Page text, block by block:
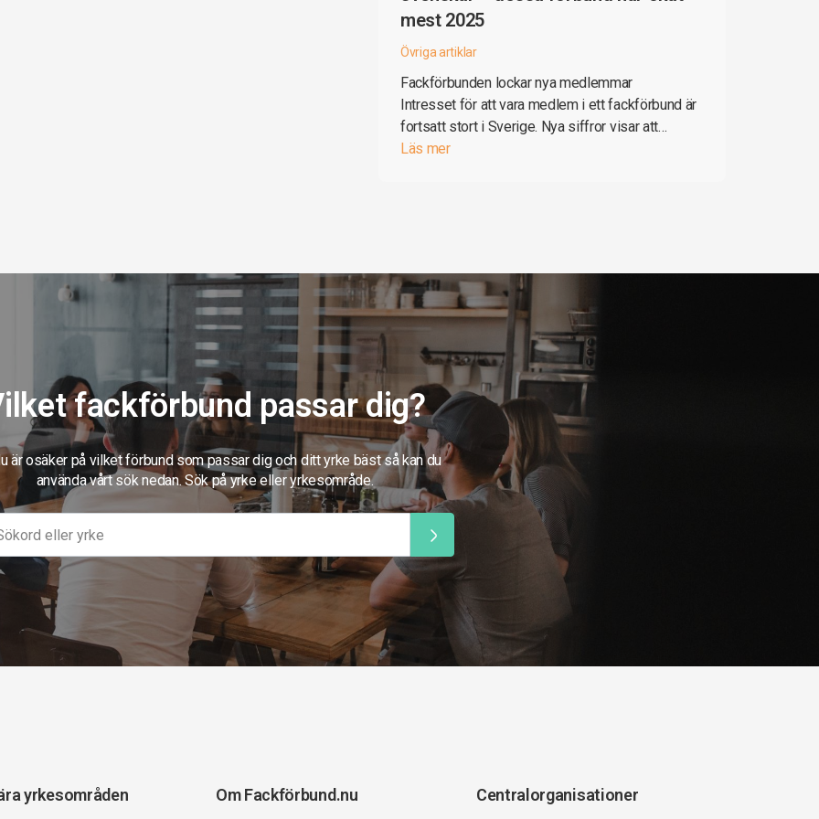
mest 2025
Övriga artiklar
Fackförbunden lockar nya medlemmar
Intresset för att vara medlem i ett fackförbund är
fortsatt stort i Sverige. Nya siffror visar att…
Läs mer
fackförbund passar dig?
är osäker på vilket förbund som passar dig och ditt yrke bäst så kan du
använda vårt sök nedan. Sök på yrke eller yrkesområde.
yrkesområden Om Fackförbund.nu Centralorganisationer